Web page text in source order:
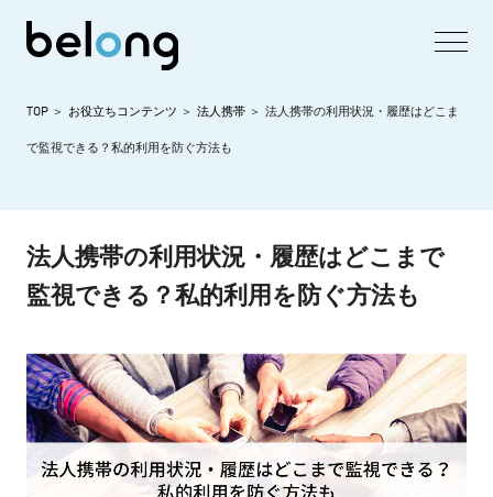
TOP お役立ちコンテンツ 法人携帯 法人携帯の利用状況・履歴はどこま
で監視できる？私的利用を防ぐ方法も
法人携帯の利用状況・履歴はどこまで
監視できる？私的利用を防ぐ方法も